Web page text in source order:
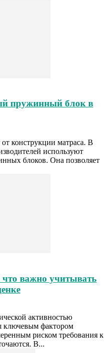
пружинный блок в
конструкции матраса. В
используют
блоков. Она позволяет
что важно учитывать
активностью
ключевым фактором
риском требования к
В...